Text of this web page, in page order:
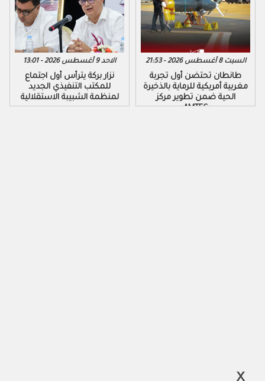
الاحد 9 أغسطس 2026 - 13:01
نزار بركة يترأس أول اجتماع
للمكتب التنفيذي الجديد
لمنظمة الشبيبة الاستقلالية
السبت 8 أغسطس 2026 - 21:53
طانطان تحتضن أول تجربة
مغربية أمريكية للرماية بالذخيرة
الحية ضمن تطوير مركز
«AMTEC»